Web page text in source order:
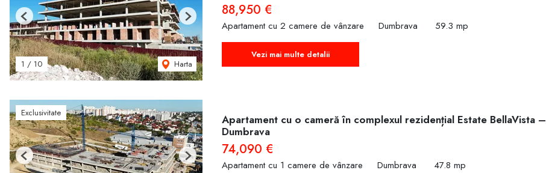
1 / 10 Harta
Previous Next
88,950 €
Apartament cu 2 camere de vânzare Dumbrava 59.3 mp
Vezi mai multe detalii
Exclusivitate
Previous Next
Apartament cu o cameră în complexul rezidențial Estate BellaVista –
Dumbrava
74,090 €
Apartament cu 1 camere de vânzare Dumbrava 47.8 mp